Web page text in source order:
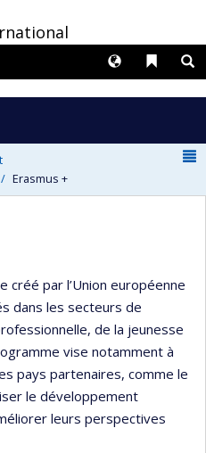
Liens
Langues
Erasmus +
créé par l’Union européenne
dans les secteurs de
de la jeunesse
vise notamment à
pays partenaires, comme le
le développement
leurs perspectives